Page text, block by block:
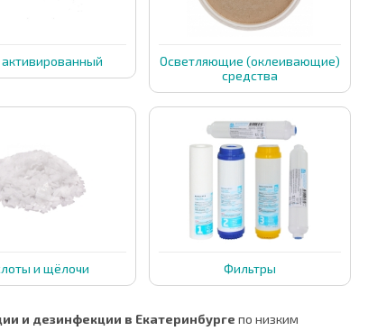
активированный
Осветляющие (оклеивающие)
средства
и щёлочи Фильтры
и дезинфекции в Екатеринбурге по низким